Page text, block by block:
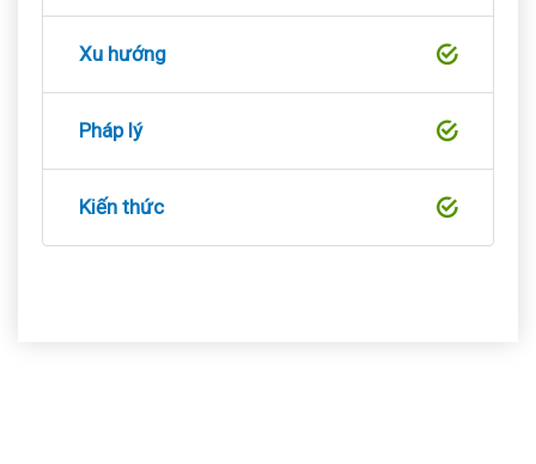
Xu hướng
Pháp lý
Kiến thức